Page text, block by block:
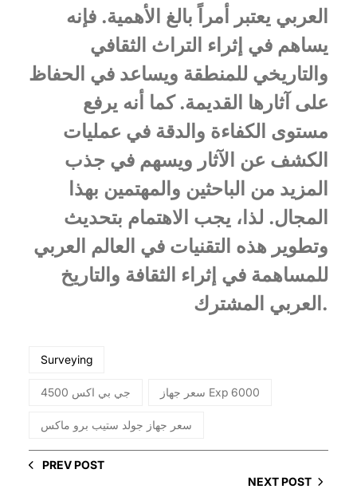
العربي يعتبر أمراً بالغ الأهمية. فإنه
يساهم في إثراء التراث الثقافي
والتاريخي للمنطقة ويساعد في الحفاظ
على آثارها القديمة. كما أنه يرفع
مستوى الكفاءة والدقة في عمليات
الكشف عن الآثار ويسهم في جذب
المزيد من الباحثين والمهتمين بهذا
المجال. لذا، يجب الاهتمام بتحديث
وتطوير هذه التقنيات في العالم العربي
للمساهمة في إثراء الثقافة والتاريخ
العربي المشترك.
Surveying
جي بي اكس 4500 سعر جهاز Exp 6000
سعر جهاز جولد ستيب برو ماكس
PREV POST
NEXT POST